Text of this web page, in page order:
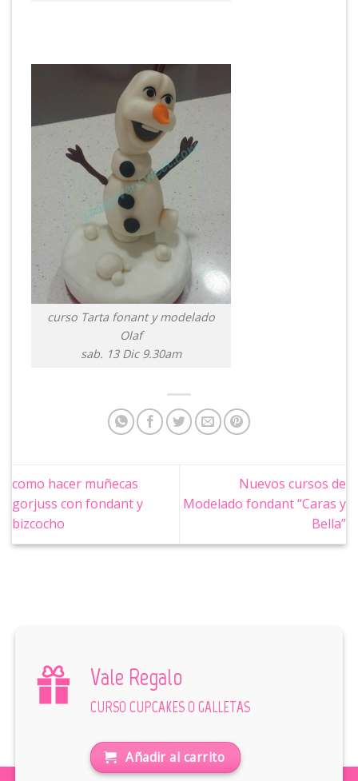
curso Tarta fonant y modelado
Olaf
sab. 13 Dic 9.30am
como hacer muñecas
gorjuss con fondant y
bizcocho
Nuevos cursos de
Modelado fondant “Caras y
Bella”
Vale Regalo
CURSO CUPCAKES O GALLETAS
Añadir al carrito